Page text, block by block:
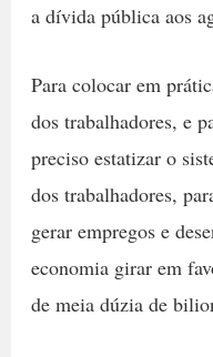
a dívida pública aos
Para colocar em
dos trabalhadores, e
preciso estatizar o
dos trabalhadores,
gerar empregos e
economia girar em
de meia dúzia de